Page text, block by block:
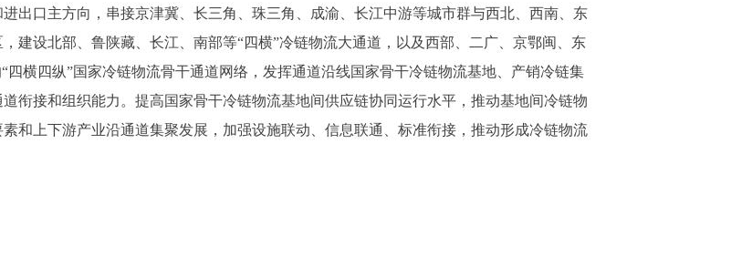
出口主方向，串接京津冀、长三角、珠三角、成渝、长江中游等城市群与西北、西南、东
建设北部、鲁陕藏、长江、南部等“四横”冷链物流大通道，以及西部、二广、京鄂闽、东
四横四纵”国家冷链物流骨干通道网络，发挥通道沿线国家骨干冷链物流基地、产销冷链集
衔接和组织能力。提高国家骨干冷链物流基地间供应链协同运行水平，推动基地间冷链物
和上下游产业沿通道集聚发展，加强设施联动、信息联通、标准衔接，推动形成冷链物流